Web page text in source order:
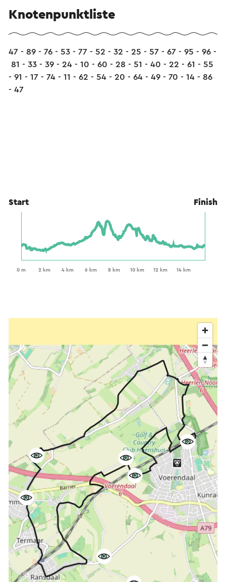
Knotenpunktliste
47 - 89 - 76 - 53 - 77 - 52 - 32 - 25 - 57 - 67 - 95 - 96 -
81 - 33 - 39 - 24 - 10 - 60 - 28 - 51 - 40 - 22 - 61 - 55
- 91 - 17 - 74 - 11 - 62 - 54 - 20 - 64 - 49 - 70 - 14 - 86
- 47
Start Finish